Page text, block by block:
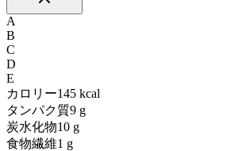
A
B
C
D
E
カロリー145 kcal
タンパク質9 g
炭水化物10 g
食物繊維1 g